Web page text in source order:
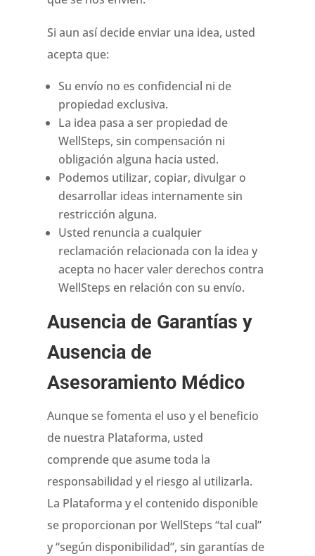
Si aun así decide enviar una idea, usted
acepta que:
Su envío no es confidencial ni de
propiedad exclusiva.
La idea pasa a ser propiedad de
WellSteps, sin compensación ni
obligación alguna hacia usted.
Podemos utilizar, copiar, divulgar o
desarrollar ideas internamente sin
restricción alguna.
Usted renuncia a cualquier
reclamación relacionada con la idea y
acepta no hacer valer derechos contra
WellSteps en relación con su envío.
Ausencia de Garantías y
Ausencia de
Asesoramiento Médico
Aunque se fomenta el uso y el beneficio
de nuestra Plataforma, usted
comprende que asume toda la
responsabilidad y el riesgo al utilizarla.
La Plataforma y el contenido disponible
se proporcionan por WellSteps “tal cual”
y “según disponibilidad”, sin garantías de